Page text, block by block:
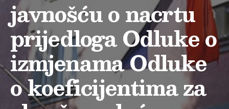
javnošću o nacrtu
prijedloga Odluke o
izmjenama Odluke
o koeficijentima za